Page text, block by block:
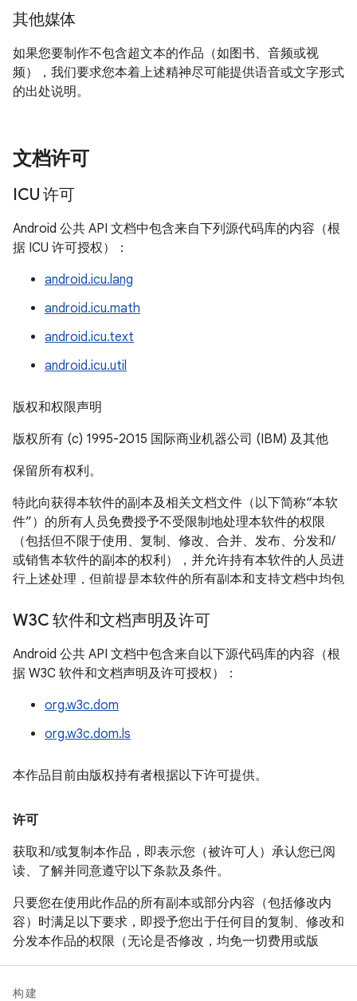
其他媒体
如果您要制作不包含超文本的作品（如图书、音频或视
频），我们要求您本着上述精神尽可能提供语音或文字形式
的出处说明。
文档许可
ICU 许可
Android 公共 API 文档中包含来自下列源代码库的内容（根
据 ICU 许可授权）：
android.icu.lang
android.icu.math
android.icu.text
android.icu.util
版权和权限声明
版权所有 (c) 1995-2015 国际商业机器公司 (IBM) 及其他
保留所有权利。
特此向获得本软件的副本及相关文档文件（以下简称“本软
件”）的所有人员免费授予不受限制地处理本软件的权限
（包括但不限于使用、复制、修改、合并、发布、分发和/
或销售本软件的副本的权利），并允许持有本软件的人员进
行上述处理，但前提是本软件的所有副本和支持文档中均包
本软件按“原样”提供，不提供任何形式（明示或暗示）的保
证，包括但不限于针对适销性、特定用途适用性以及不对第
三方构成侵权的保证。在任何情况下，无论是在合同诉讼、
性能造成的以及与使用本软件或本软件的性能相关的任何索
赔，任何特殊、间接或结果性损害，或任何因本软件无法使
用、数据丢失或利润损失造成的损害，本声明中提到的版权
持有者均不承担任何责任。
授权的情况下，不得在广告中或以其他形式使用版权持有者
W3C 软件和文档声明及许可
Android 公共 API 文档中包含来自以下源代码库的内容（根
据 W3C 软件和文档声明及许可授权）：
org.w3c.dom
org.w3c.dom.ls
本作品目前由版权持有者根据以下许可提供。
许可
获取和/或复制本作品，即表示您（被许可人）承认您已阅
读、了解并同意遵守以下条款及条件。
只要您在使用此作品的所有副本或部分内容（包括修改内
容）时满足以下要求，即授予您出于任何目的复制、修改和
分发本作品的权限（无论是否修改，均免一切费用或版
构建